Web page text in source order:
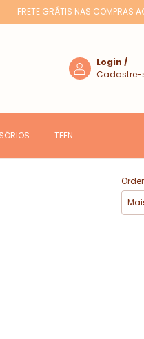
FRETE GRÁTIS NAS COMPRAS
Login /
Cadastre-
TEEN